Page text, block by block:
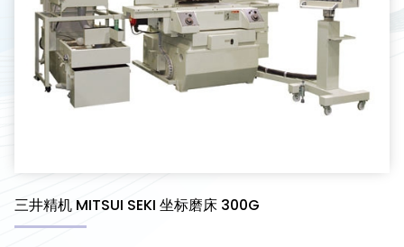
三井精机 MITSUI SEKI 坐标磨床 300G